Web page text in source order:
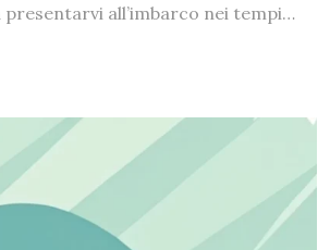
all’imbarco nei tempi…